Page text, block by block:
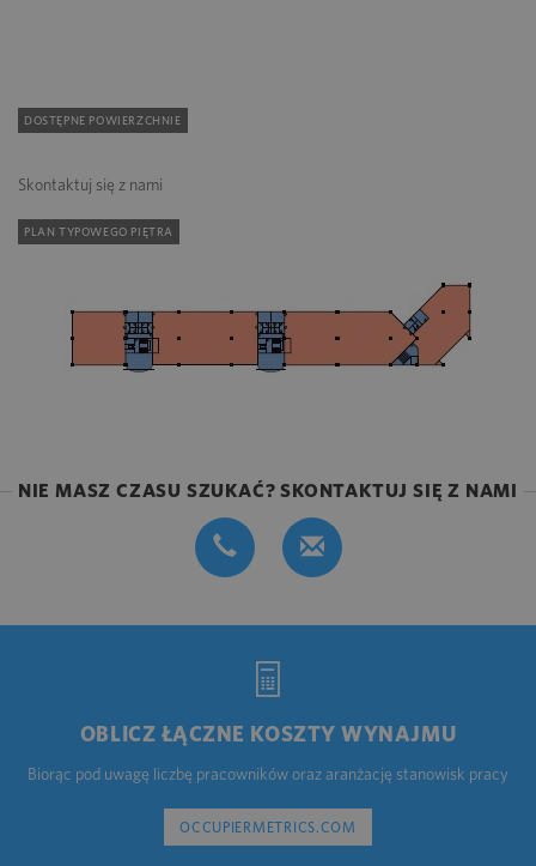
DOSTĘPNE POWIERZCHNIE
Skontaktuj się z nami
PLAN TYPOWEGO PIĘTRA
NIE MASZ CZASU SZUKAĆ? SKONTAKTUJ SIĘ Z NAMI
OBLICZ ŁĄCZNE KOSZTY WYNAJMU
Biorąc pod uwagę liczbę pracowników oraz aranżację stanowisk pracy
OCCUPIERMETRICS.COM